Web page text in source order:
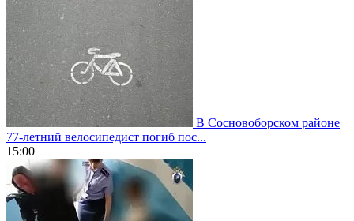
В Сосновоборском районе
77-летний велосипедист погиб пос...
15:00